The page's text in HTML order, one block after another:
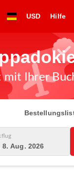
USD Hilfe
mit Ihrer
8. Aug. 2026